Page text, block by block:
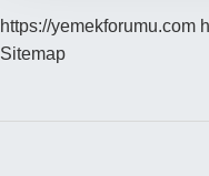
https://yemekforumu.com
Sitemap